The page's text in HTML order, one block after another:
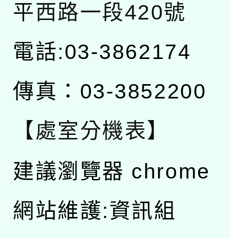
平西路一段420號
電話:03-3862174
傳真：03-3852200
【處室分機表】
建議瀏覽器 chrome
網站維護:資訊組